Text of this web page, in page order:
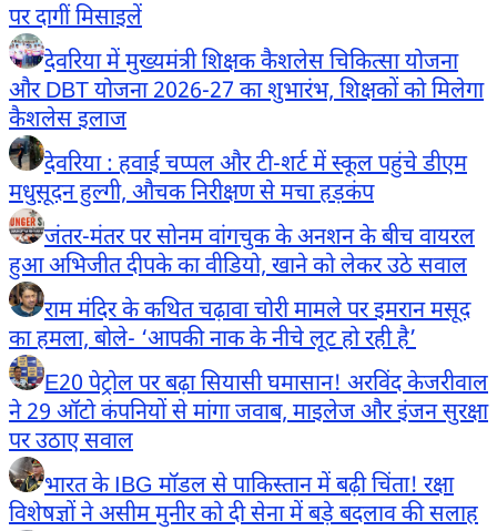
पर दागीं मिसाइलें
देवरिया में मुख्यमंत्री शिक्षक कैशलेस चिकित्सा योजना
और DBT योजना 2026-27 का शुभारंभ, शिक्षकों को मिलेगा
कैशलेस इलाज
देवरिया : हवाई चप्पल और टी-शर्ट में स्कूल पहुंचे डीएम
मधुसूदन हुल्गी, औचक निरीक्षण से मचा हड़कंप
जंतर-मंतर पर सोनम वांगचुक के अनशन के बीच वायरल
हुआ अभिजीत दीपके का वीडियो, खाने को लेकर उठे सवाल
राम मंदिर के कथित चढ़ावा चोरी मामले पर इमरान मसूद
का हमला, बोले- ‘आपकी नाक के नीचे लूट हो रही है’
E20 पेट्रोल पर बढ़ा सियासी घमासान! अरविंद केजरीवाल
ने 29 ऑटो कंपनियों से मांगा जवाब, माइलेज और इंजन सुरक्षा
पर उठाए सवाल
भारत के IBG मॉडल से पाकिस्तान में बढ़ी चिंता! रक्षा
विशेषज्ञों ने असीम मुनीर को दी सेना में बड़े बदलाव की सलाह